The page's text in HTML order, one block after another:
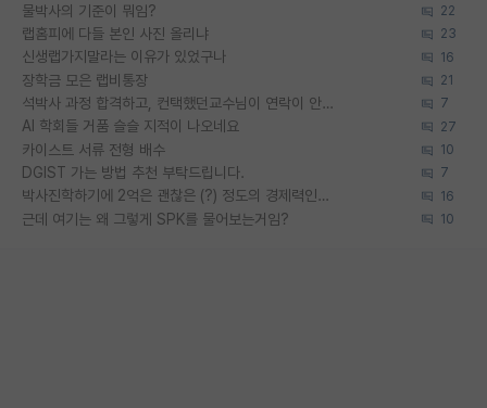
물박사의 기준이 뭐임? 22
랩홈피에 다들 본인 사진 올리냐 23
신생랩가지말라는 이유가 있었구나 16
장학금 모은 랩비통장 21
석박사 과정 합격하고, 컨택했던교수님이 연락이 안됩니다... 7
AI 학회들 거품 슬슬 지적이 나오네요 27
카이스트 서류 전형 배수 10
DGIST 가는 방법 추천 부탁드립니다. 7
박사진학하기에 2억은 괜찮은 (?) 정도의 경제력인가요 16
근데 여기는 왜 그렇게 SPK를 물어보는거임? 10